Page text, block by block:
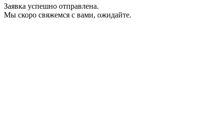
Заявка успешно отправлена.
Мы скоро свяжемся с вами, ожидайте.